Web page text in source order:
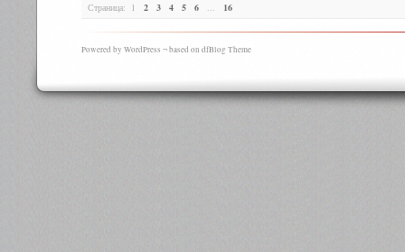
Страница: 1 2 3 4 5 6 ... 16
Powered by WordPress ¬ based on dfBlog Theme